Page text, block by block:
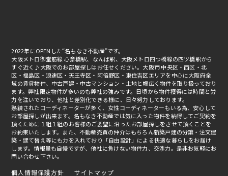
2022年にOPENした“名もなき不動産”です。
大阪メトロ御堂筋線 心斎橋駅、なんば駅、大阪メトロ四つ橋線の四ツ橋駅から
すぐ近く♪大阪でのお部屋探しはお任せください。大阪市 中央区・西区・北
区・福島区・浪速区・天王寺区・阿倍野区・東住吉区エリアを中心に大阪府全
域の賃貸物件、中古戸建・中古マンション・土地と幅広く物件を取り扱っており
ます。弊社限定物件が多いのも弊社の強みです。日頃から物件獲得には時間と労
力を注いでおり、他社と差別化できる様に、日々努力しております。
熟練されたコーディネーターが多く、女性コーディネーターもいる為、安心して
お部屋探しが出来ます。名もなき不動産では気に入った物件を納得してご契約を
頂くために１組１組のお客様のご要望に沿ったお部屋探しをさせて頂くことを
お約束いたします。また、不動産売買の仲介はもちろん新築戸建の分譲・注文建
築・建て替え等にも力を入れており「自由設計」による快適な暮らしをお届け
します。情報量も自慢ですが、他社に負けない物件力、交渉力。是非お気軽にお
問い合わせ下さい。
個人情報保護方針 サイトマップ